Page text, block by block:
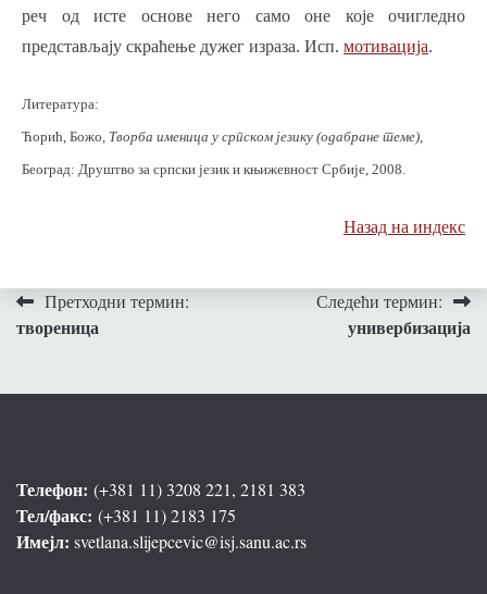
реч од исте основе него само оне које очигледно
представљају скраћење дужег израза. Исп. мотивација.
Литература:
Ћорић, Божо, Творба именица у српском језику (одабране теме),
Београд: Друштво за српски језик и књижевност Србије, 2008.
Назад на индекс
Кретање
чланка
Претходни термин:
твореница
Следећи термин:
универбизација
Телефон: (+381 11) 3208 221, 2181 383
Тел/факс: (+381 11) 2183 175
Имејл: svetlana.slijepcevic@isj.sanu.ac.rs